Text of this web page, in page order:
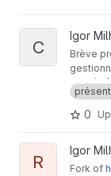
View copy-
C
Igor
Brève
l'usage
Ce
g/
La0
View revealjs-
R
Igor
Fork of